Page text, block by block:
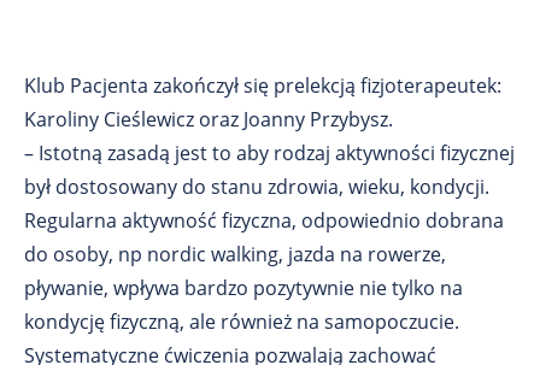
Klub Pacjenta zakończył się prelekcją fizjoterapeutek:
Karoliny Cieślewicz oraz Joanny Przybysz.
– Istotną zasadą jest to aby rodzaj aktywności fizycznej
był dostosowany do stanu zdrowia, wieku, kondycji.
Regularna aktywność fizyczna, odpowiednio dobrana
do osoby, np nordic walking, jazda na rowerze,
pływanie, wpływa bardzo pozytywnie nie tylko na
kondycję fizyczną, ale również na samopoczucie.
Systematyczne ćwiczenia pozwalają zachować